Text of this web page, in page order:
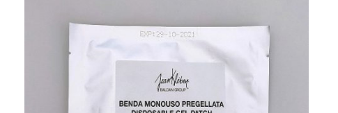
FISIOLINE
JEAN KLEBERT
OUTROS